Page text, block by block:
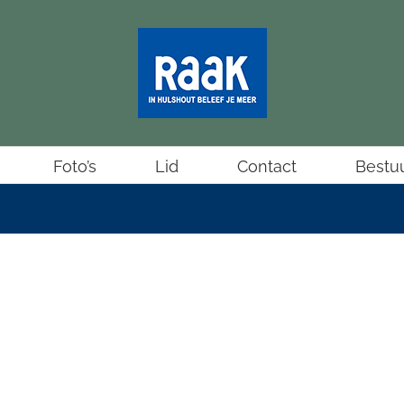
Foto’s Lid Contact